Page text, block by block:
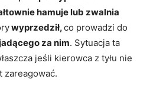
hamuje lub zwalnia
wyprzedził,co prowadzi do
za nim. Sytuacja ta
jeśli kierowca z tyłu nie
zareagować.